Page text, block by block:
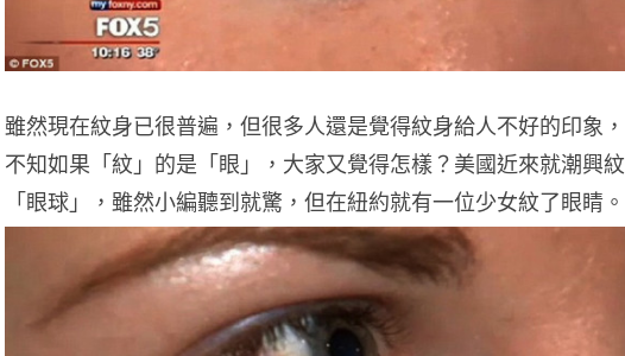
雖然現在紋身已很普遍，但很多人還是覺得紋身給人不好的印象，
不知如果「紋」的是「眼」，大家又覺得怎樣？美國近來就潮興紋
「眼球」，雖然小編聽到就驚，但在紐約就有一位少女紋了眼睛。